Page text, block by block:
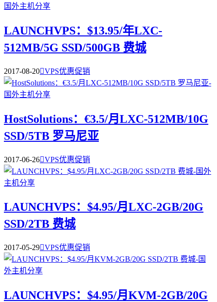
LAUNCHVPS：$13.95/年LXC-
512MB/5G SSD/500GB 费城
2017-08-20VPS优惠促销
HostSolutions：€3.5/月LXC-512MB/10G
SSD/5TB 罗马尼亚
2017-06-26VPS优惠促销
LAUNCHVPS：$4.95/月LXC-2GB/20G
SSD/2TB 费城
2017-05-29VPS优惠促销
LAUNCHVPS：$4.95/月KVM-2GB/20G